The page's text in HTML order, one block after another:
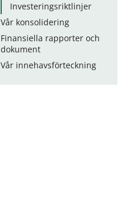
Investeringsriktlinjer
Vår konsolidering
Finansiella rapporter och
dokument
Vår innehavsförteckning